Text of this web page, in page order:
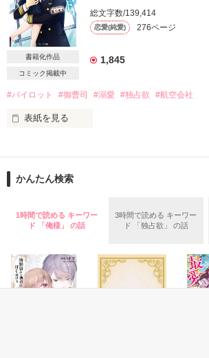
――ゴメン
＝＝＝＝＝＝＝＝＝
心臓外科医　32歳
西園寺　悠生（さいおんじ　ゆう）
愛していたけど、別れるしかなかった
彼と私は住む世界が違うんだから
そう自分に言い聞かせ
ひとりで育てて行こうと思っていた
「俺は今でも文香が好きだ。
君がほかの男を愛していてもいい
誠実な彼の情熱的な求愛に
閉じ込めていた想いがあふれて止まらなく
書籍化作品
コミック掲載中
総文字数/139,414
恋愛(純愛) 276ページ
1,845
#パイロット #御曹司 #溺愛 #独占欲 #航空会社
表紙を見る
水樹砂羽には、同会社で憧れの人がいる。
最年少機長で航空会社の御曹司である桜宮朝
彼はCAからも絶大な人気。
『わけがわからないんですが……』
かんたん検索
1時間で読める キーワー
ド 「俺様」 の話
3時間で読める キーワー
ド 「独占欲」 の話